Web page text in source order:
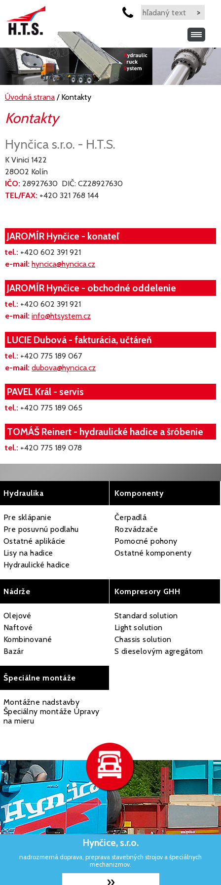
Úvodná strana / Kontakty
Kontakty
Hynčica s.r.o. - H.T.S.
K Vinici 1422
28002 Kolín
IČO: 28927630 DIČ: CZ28927630
TEL/FAX: +420 321 768 144
JAROMÍR Hynčice - konateľ
tel.: +420 602 391 921
e-mail: hyncica@hyncica.cz
JAROMÍR Hynčice - obchodné oddelenie
tel.: +420 602 391 921
e-mail: info@htsystem.cz
LUCIE Dubová - fakturácia, učtáreň
tel.: +420 775 189 067
e-mail: dubova@hyncica.cz
PAVEL Král - servis
tel.: +420 775 189 065
TOMÁŠ Reinert - hydraulické hadice a šróbenie
tel.: +420 775 189 078
Hydraulika
Pre sklápanie
Pre posuvnú podlahu
Ostatné aplikácie
Lisy na hadice
Hydraulické hadice
Komponenty
Čerpadlá
Rozvádzače
Pomocné pohony
Ostatné komponenty
Nádrže
Olejové
Naftové
Kombinované
Bazár
Kompresory GHH
Standard solution
Light solution
Chassis solution
S dieselovým agregátom
Špeciálne montáže
Montážne nadstavby
Špeciálny montáže Úpravy
na mieru
Hynčice, s.r.o.
nadrozmerná doprava, preprava stavebných strojov a špeciálnych
mechanizmov.